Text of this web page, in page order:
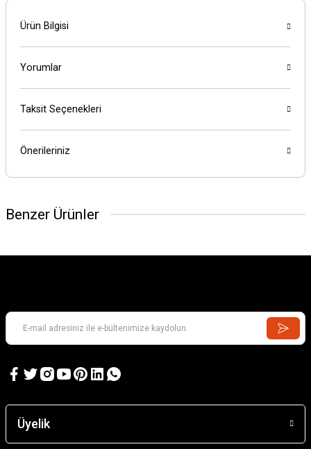
Ürün Bilgisi
Yorumlar
Taksit Seçenekleri
Önerileriniz
Benzer Ürünler
Üyelik